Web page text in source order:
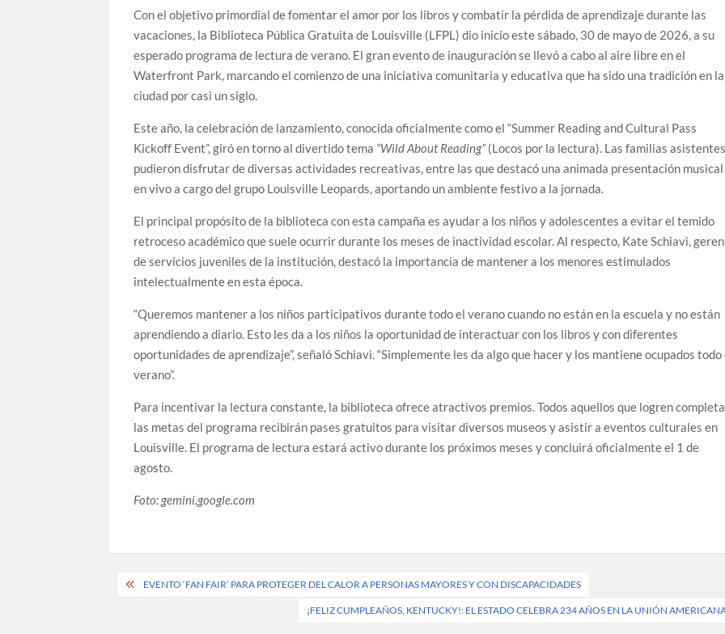
Con el objetivo primordial de fomentar el amor por los libros y combatir la pérdida de aprendizaje durante las
vacaciones, la Biblioteca Pública Gratuita de Louisville (LFPL) dio inicio este sábado, 30 de mayo de 2026, a su
esperado programa de lectura de verano. El gran evento de inauguración se llevó a cabo al aire libre en el
Waterfront Park, marcando el comienzo de una iniciativa comunitaria y educativa que ha sido una tradición en la
ciudad por casi un siglo.
Este año, la celebración de lanzamiento, conocida oficialmente como el “Summer Reading and Cultural Pass
Kickoff Event”, giró en torno al divertido tema “Wild About Reading” (Locos por la lectura). Las familias asistentes
pudieron disfrutar de diversas actividades recreativas, entre las que destacó una animada presentación musical
en vivo a cargo del grupo Louisville Leopards, aportando un ambiente festivo a la jornada.
El principal propósito de la biblioteca con esta campaña es ayudar a los niños y adolescentes a evitar el temido
retroceso académico que suele ocurrir durante los meses de inactividad escolar. Al respecto, Kate Schiavi,
de servicios juveniles de la institución, destacó la importancia de mantener a los menores estimulados
intelectualmente en esta época.
“Queremos mantener a los niños participativos durante todo el verano cuando no están en la escuela y no están
aprendiendo a diario. Esto les da a los niños la oportunidad de interactuar con los libros y con diferentes
oportunidades de aprendizaje”, señaló Schiavi. “Simplemente les da algo que hacer y los mantiene ocupados todo
verano”.
Para incentivar la lectura constante, la biblioteca ofrece atractivos premios. Todos aquellos que logren
las metas del programa recibirán pases gratuitos para visitar diversos museos y asistir a eventos culturales en
Louisville. El programa de lectura estará activo durante los próximos meses y concluirá oficialmente el 1 de
agosto.
Foto: gemini.google.com
PostEVENTO ‘FAN FAIR’ PARA PROTEGER DEL CALOR A PERSONAS MAYORES Y CON DISCAPACIDADES
¡FELIZ CUMPLEAÑOS, KENTUCKY!: EL ESTADO CELEBRA 234 AÑOS EN LA UNIÓN